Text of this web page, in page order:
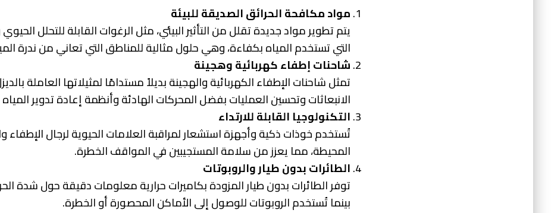
مواد مكافحة الحرائق الصديقة للبيئة
يتم تطوير مواد جديدة تقلل من التأثير البيئي، مثل الرغوات القابلة للتحلل
التي تستخدم المياه بكفاءة، وهي حلول مثالية للمناطق التي تعاني من ندرة
شاحنات إطفاء كهربائية وهجينة
تمثل شاحنات الإطفاء الكهربائية والهجينة بديلاً مستدامًا لمثيلاتها العاملة
الانبعاثات وتحسين العمليات بفضل المحركات الهادئة وأنظمة إعادة تدوير
التكنولوجيا القابلة للارتداء
تُستخدم خوذات ذكية وأجهزة استشعار لمراقبة العلامات الحيوية لرجال الإطفاء
المحيطة، مما يعزز من سلامة المستجيبين في المواقف الخطرة.
الطائرات بدون طيار والروبوتات
توفر الطائرات بدون طيار المزودة بكاميرات حرارية معلومات دقيقة حول شدة
بينما تُستخدم الروبوتات للوصول إلى الأماكن المحصورة أو الخطرة.